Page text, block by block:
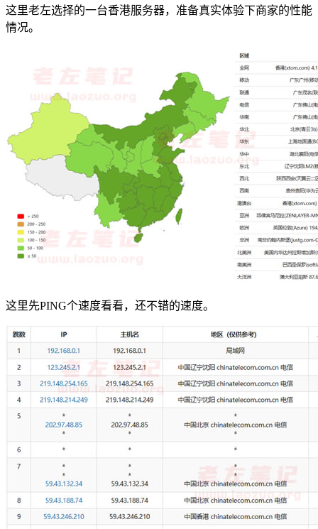
这里老左选择的一台香港服务器，准备真实体验下商家的性能
情况。
这里先PING个速度看看，还不错的速度。